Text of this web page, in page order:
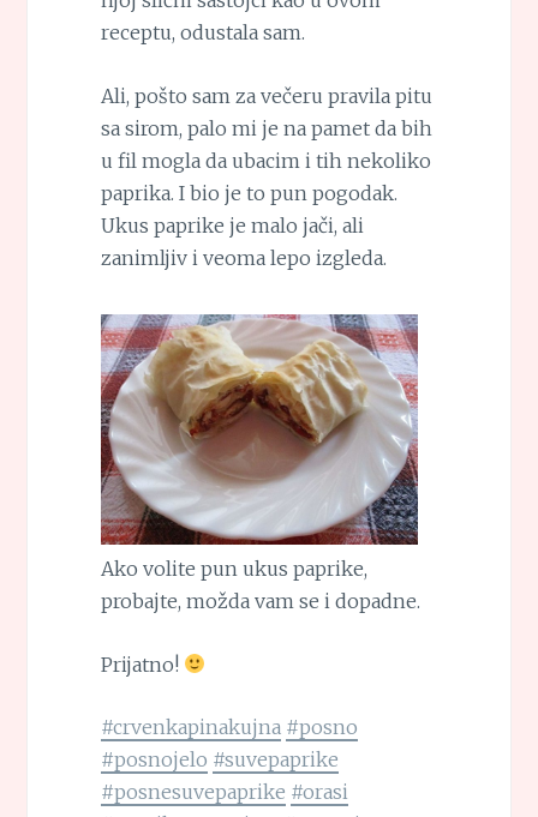
receptu, odustala sam.
Ali, pošto sam za večeru pravila pitu
sa sirom, palo mi je na pamet da bih
u fil mogla da ubacim i tih nekoliko
paprika. I bio je to pun pogodak.
Ukus paprike je malo jači, ali
zanimljiv i veoma lepo izgleda.
Ako volite pun ukus paprike,
probajte, možda vam se i dopadne.
Prijatno!
#crvenkapinakujna #posno
#posnojelo #suvepaprike
#posnesuvepaprike #orasi